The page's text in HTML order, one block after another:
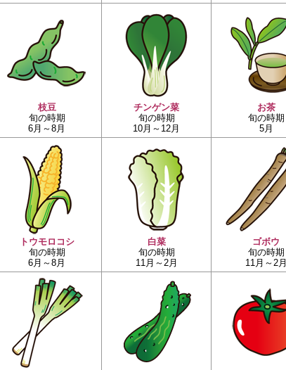
枝豆
旬の時期
6月～8月
チンゲン菜
旬の時期
10月～12月
お茶
旬の時期
5月
トウモロコシ
旬の時期
6月～8月
白菜
旬の時期
11月～2月
ゴボウ
旬の時期
11月～2月